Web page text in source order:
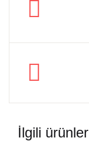
İlgili ürünler